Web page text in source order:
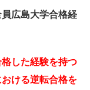
広島大学合格経
した経験を持つ
ける逆転合格を